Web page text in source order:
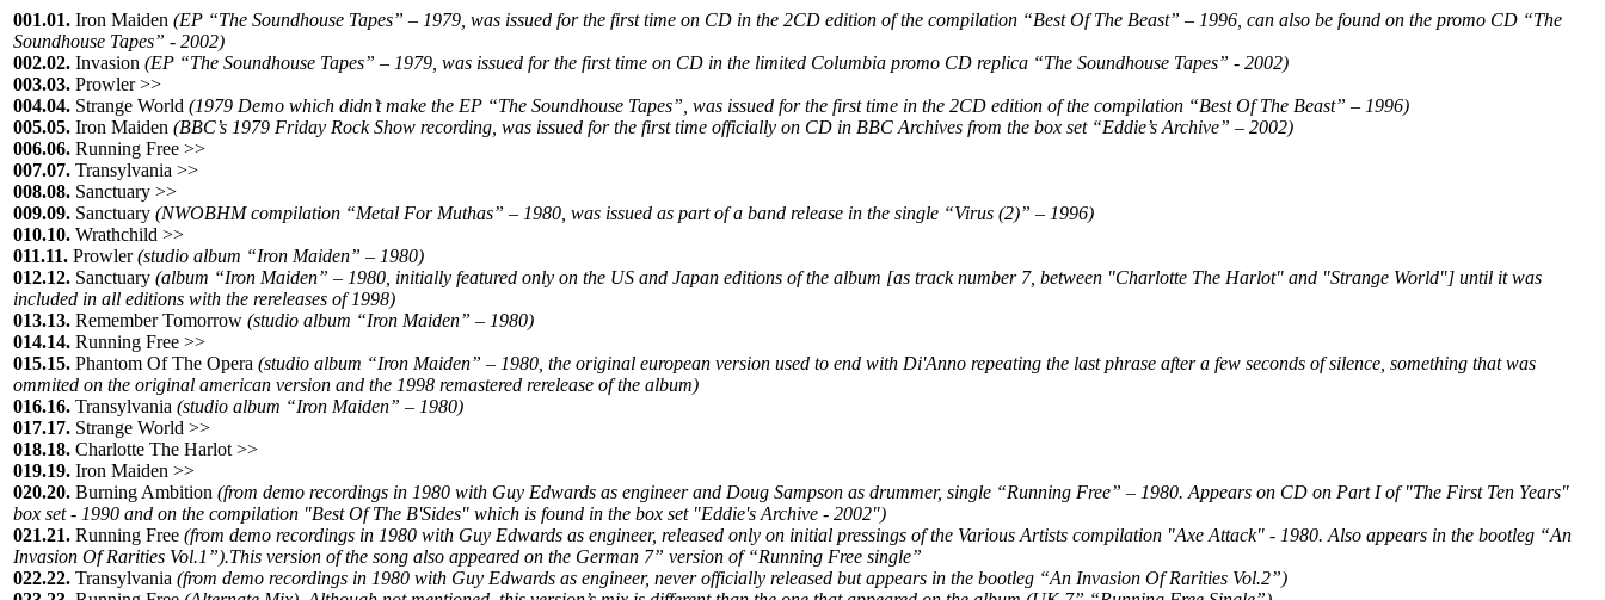
001.01. Iron Maiden (EP “The Soundhouse Tapes” – 1979, was issued for the first time on CD in the 2CD edition of the compilation “Best Of The Beast” – 1996, can also be found on the promo CD “The
Soundhouse Tapes” - 2002)
002.02. Invasion (EP “The Soundhouse Tapes” – 1979, was issued for the first time on CD in the limited Columbia promo CD replica “The Soundhouse Tapes” - 2002)
003.03. Prowler >>
004.04. Strange World (1979 Demo which didn’t make the EP “The Soundhouse Tapes”, was issued for the first time in the 2CD edition of the compilation “Best Of The Beast” – 1996)
005.05. Iron Maiden (BBC’s 1979 Friday Rock Show recording, was issued for the first time officially on CD in BBC Archives from the box set “Eddie’s Archive” – 2002)
006.06. Running Free >>
007.07. Transylvania >>
008.08. Sanctuary >>
009.09. Sanctuary (NWOBHM compilation “Metal For Muthas” – 1980, was issued as part of a band release in the single “Virus (2)” – 1996)
010.10. Wrathchild >>
011.11. Prowler(studio album “Iron Maiden” – 1980)
012.12. Sanctuary (album “Iron Maiden” – 1980, initially featured only on the US and Japan editions of the album [as track number 7, between "Charlotte The Harlot" and "Strange World"] until it was
included in all editions with the rereleases of 1998)
013.13. Remember Tomorrow (studio album “Iron Maiden” – 1980)
014.14. Running Free >>
015.15. Phantom Of The Opera (studio album “Iron Maiden” – 1980, the original european version used to end with Di'Anno repeating the last phrase after a few seconds of silence, something that was
ommited on the original american version and the 1998 remastered rerelease of the album)
016.16. Transylvania (studio album “Iron Maiden” – 1980)
017.17. Strange World >>
018.18. Charlotte The Harlot >>
019.19. Iron Maiden >>
020.20. Burning Ambition (from demo recordings in 1980 with Guy Edwards as engineer and Doug Sampson as drummer, single “Running Free” – 1980. Appears on CD on Part I of "The First Ten Years"
box set - 1990 and on the compilation "Best Of The B'Sides" which is found in the box set "Eddie's Archive - 2002")
021.21. Running Free (from demo recordings in 1980 with Guy Edwards as engineer, released only on initial pressings of the Various Artists compilation "Axe Attack" - 1980. Also appears in the bootleg “An
Invasion Of Rarities Vol.1”).This version of the song also appeared on the German 7” version of “Running Free single”
022.22. Transylvania (from demo recordings in 1980 with Guy Edwards as engineer, never officially released but appears in the bootleg “An Invasion Of Rarities Vol.2”)